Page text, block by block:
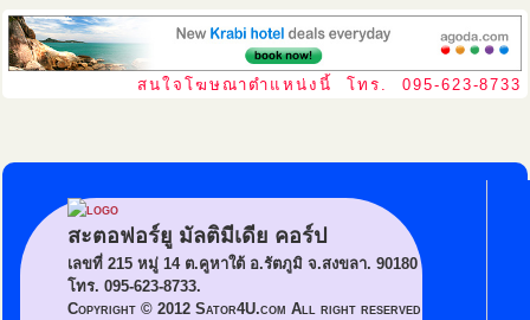
สนใจโฆษณาตำแหน่งนี้ โทร. 095-623-8733
สะตอฟอร์ยู มัลติมีเดีย คอร์ป
เลขที่ 215 หมู่ 14 ต.คูหาใต้ อ.รัตภูมิ จ.สงขลา. 90180
โทร. 095-623-8733.
Copyright © 2012 Sator4U.com All right reserved